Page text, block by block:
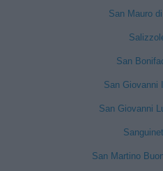
San Mauro
San
San Giovanni
San Giovanni
San Martino